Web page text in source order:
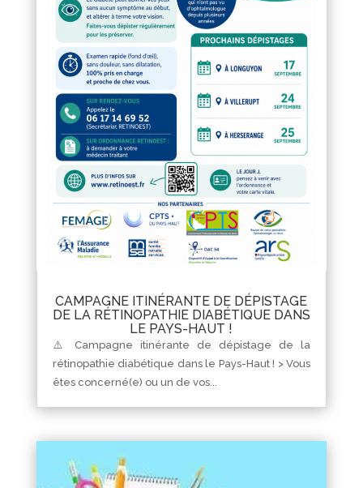
CAMPAGNE ITINÉRANTE DE DÉPISTAGE
DE LA RÉTINOPATHIE DIABÉTIQUE DANS
LE PAYS-HAUT !
⚠️ Campagne itinérante de dépistage de la
rétinopathie diabétique dans le Pays-Haut ! > Vous
êtes concerné(e) ou un de vos...